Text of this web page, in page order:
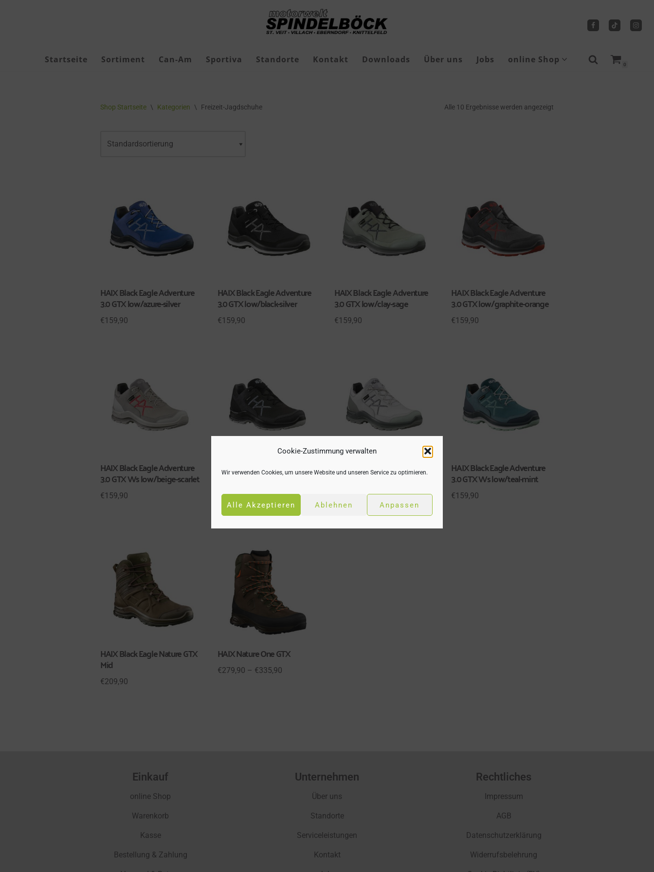
Cookie-Zustimmung verwalten
Wir verwenden Cookies, um unsere Website und unseren Service zu optimieren.
Alle Akzeptieren Ablehnen Anpassen
Startseite Sortiment Can-Am Sportiva Standorte Kontakt Downloads Über uns Jobs online Shop
Akkus & Ladegeräte Geschenkgutscheine Tragbare Seilwinden
0
Shop Startseite \ Kategorien \ Freizeit-Jagdschuhe Alle 10 Ergebnisse werden angezeigt
HAIX Black Eagle Adventure
3.0 GTX low/azure-silver
€159,90
HAIX Black Eagle Adventure
3.0 GTX low/black-silver
€159,90
HAIX Black Eagle Adventure
3.0 GTX low/clay-sage
€159,90
HAIX Black Eagle Adventure
3.0 GTX low/graphite-orange
€159,90
HAIX Black Eagle Adventure
3.0 GTX Ws low/beige-scarlet
€159,90
HAIX Black Eagle Adventure
3.0 GTX Ws low/onyx-
midnight
159,90
HAIX Black Eagle Adventure
3.0 GTX Ws low/snow-sage
HAIX Black Eagle Adventure
3.0 GTX Ws low/teal-mint
€159,90
HAIX Black Eagle Nature GTX
Mid
€209,90
HAIX Nature One GTX
€279,90 – €335,90
Einkauf
online Shop
Warenkorb
Kasse
Bestellung & Zahlung
Unternehmen
Über uns
Standorte
Serviceleistungen
Kontakt
Rechtliches
Impressum
AGB
Datenschutzerklärung
Widerrufsbelehrung